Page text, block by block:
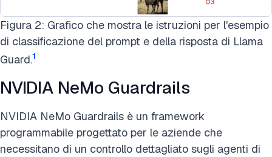
Figura 2: Grafico che mostra le istruzioni per l'esempio
di classificazione del prompt e della risposta di Llama
Guard.1
NVIDIA NeMo Guardrails
NVIDIA NeMo Guardrails è un framework
programmabile progettato per le aziende che
necessitano di un controllo dettagliato sugli agenti di